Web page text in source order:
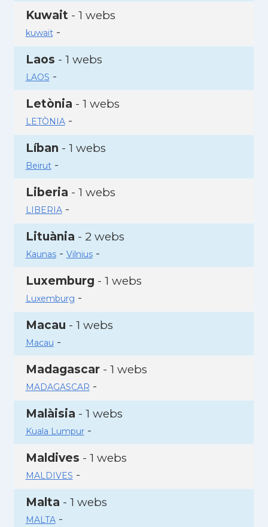
Kuwait - 1 webs
kuwait-
Laos - 1 webs
LAOS -
Letònia - 1 webs
LETÒNIA-
Líban - 1 webs
Beirut-
Liberia - 1 webs
LIBERIA-
Lituània - 2 webs
Kaunas- Vilnius-
Luxemburg - 1 webs
Luxemburg -
Macau - 1 webs
Macau -
Madagascar- 1 webs
MADAGASCAR -
Malàisia - 1 webs
Kuala Lumpur-
Maldives - 1 webs
MALDIVES -
Malta - 1 webs
MALTA-